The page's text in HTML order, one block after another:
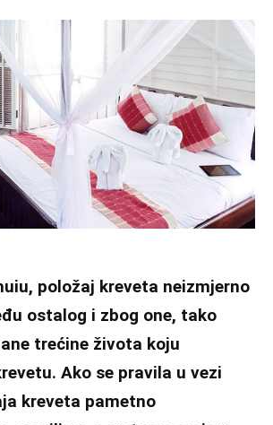
položaj kreveta neizmjerno
ostalog i zbog one, tako
trećine života koju
Ako se pravila u vezi
kreveta pametno